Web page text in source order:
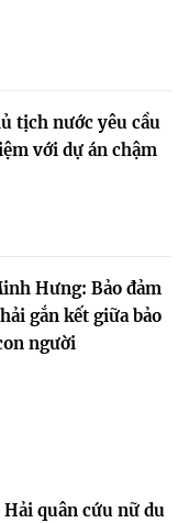
tịch nước yêu cầu
với dự án chậm
Hưng: Bảo đảm
gắn kết giữa bảo
người
Hải quân cứu nữ du